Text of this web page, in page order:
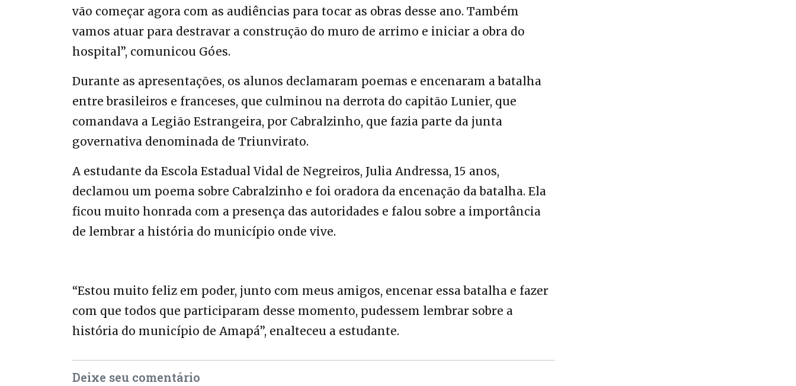
vão começar agora com as audiências para tocar as obras desse ano. Também
vamos atuar para destravar a construção do muro de arrimo e iniciar a obra do
hospital”, comunicou Góes.
Durante as apresentações, os alunos declamaram poemas e encenaram a batalha
entre brasileiros e franceses, que culminou na derrota do capitão Lunier, que
comandava a Legião Estrangeira, por Cabralzinho, que fazia parte da junta
governativa denominada de Triunvirato.
A estudante da Escola Estadual Vidal de Negreiros, Julia Andressa, 15 anos,
declamou um poema sobre Cabralzinho e foi oradora da encenação da batalha. Ela
ficou muito honrada com a presença das autoridades e falou sobre a importância
de lembrar a história do município onde vive.
“Estou muito feliz em poder, junto com meus amigos, encenar essa batalha e fazer
com que todos que participaram desse momento, pudessem lembrar sobre a
história do município de Amapá”, enalteceu a estudante.
Deixe seu comentário